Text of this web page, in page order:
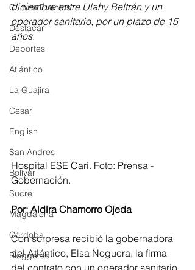
Cultura Eventos
Destacar
Deportes
Atlántico
La Guajira
Cesar
English
San Andres
Bolívar
Sucre
Magdalena
Córdoba
Bloggeros
diciembre entre Ulahy Beltrán y un
operador sanitario, por un plazo de 15
años.
Hospital ESE Cari. Foto: Prensa -
Gobernación.
Por: Aldira Chamorro Ojeda
Con sorpresa recibió la gobernadora
del Atlántico, Elsa Noguera, la firma